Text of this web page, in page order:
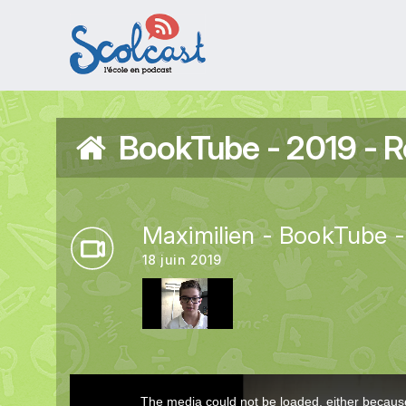
Aller au contenu principal
BookTube - 2019 -
Maximilien - BookTube
18 juin 2019
The media could not be loaded, either